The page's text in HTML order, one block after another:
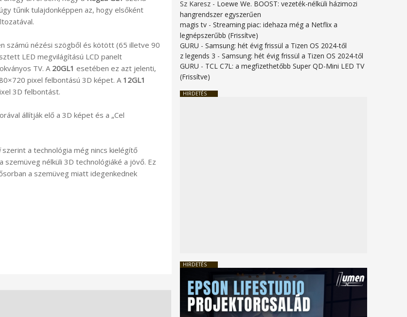
tűnik tulajdonképpen az, hogy elsőként
számú nézési szögből és kötött (65 illetve 90
LED megvilágítású LCD panelt
TV. A 20GL1 esetében ez azt jelenti,
pixel felbontású 3D képet. A 12GL1
3D felbontást.
állítják elő a 3D képet és a „Cel
szerint a technológia még nincs kielégítő
nélküli 3D technológiáké a jövő. Ez
a szemüveg miatt idegenkednek
Sz Karesz - Loewe We. BOOST: vezeték-nélküli házimozi
hangrendszer egyszerűen
magis tv -Streaming piac: idehaza még a Netflix a
legnépszerűbb (Frissítve)
GURU -Samsung: hét évig frissül a Tizen OS 2024-től
z legends 3 -Samsung: hét évig frissül a Tizen OS 2024-től
GURU - TCL C7L: a megfizethetőbb Super QD-Mini LED TV
(Frissítve)
HIRDETÉS
HIRDETÉS